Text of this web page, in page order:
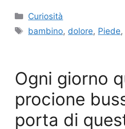
Categorie
Curiosità
Tag
bambino, dolore, Piede,
Ogni giorno
procione
porta di